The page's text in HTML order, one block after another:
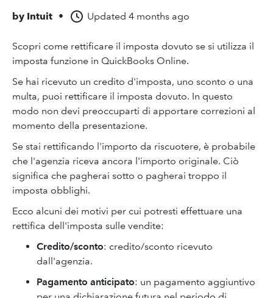
by Intuit • Updated 4 months ago
Scopri come rettificare il imposta dovuto se si utilizza il
imposta funzione in QuickBooks Online.
Se hai ricevuto un credito d'imposta, uno sconto o una
multa, puoi rettificare il imposta dovuto. In questo
modo non devi preoccuparti di apportare correzioni al
momento della presentazione.
Se stai rettificando l'importo da riscuotere, è probabile
che l'agenzia riceva ancora l'importo originale. Ciò
significa che pagherai sotto o pagherai troppo il
imposta obblighi.
Ecco alcuni dei motivi per cui potresti effettuare una
rettifica dell'imposta sulle vendite:
Credito/sconto: credito/sconto ricevuto
dall'agenzia.
Pagamento anticipato: un pagamento aggiuntivo